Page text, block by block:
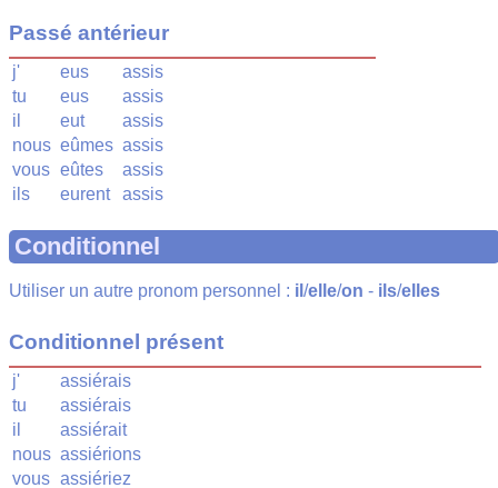
Passé antérieur
j' eus
assis
tu
eus
assis
il
eut
assis
nous eûmes assis
vous eûtes
assis
ils
eurent assis
Conditionnel
Utiliser un autre pronom personnel : il /elle/on - ils/elles
Conditionnel présent
j'
assiérais
tu
assiérais
il
assiérait
nous assiérions
vous assiériez